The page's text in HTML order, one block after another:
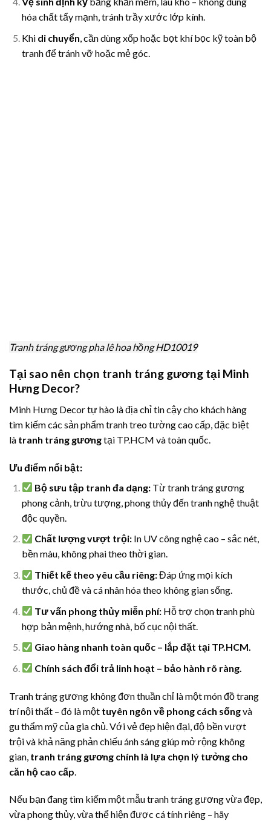
hóa chất tẩy mạnh, tránh trầy xước lớp kính.
Khi di chuyển, cần dùng xốp hoặc bọt khí bọc kỹ toàn bộ
tranh để tránh vỡ hoặc mẻ góc.
Tranh tráng gương pha lê hoa hồng HD10019
Tại sao nên chọn tranh tráng gương tại Minh
Hưng Decor?
Minh Hưng Decor tự hào là địa chỉ tin cậy cho khách hàng
tìm kiếm các sản phẩm tranh treo tường cao cấp, đặc biệt
là tranh tráng gươngtại TP.HCM và toàn quốc.
Ưu điểm nổi bật:
Bộ sưu tập tranh đa dạng: Từ tranh tráng gương
phong cảnh, trừu tượng, phong thủy đến tranh nghệ thuật
độc quyền.
Chất lượng vượt trội: In UV công nghệ cao – sắc nét,
bền màu, không phai theo thời gian.
Thiết kế theo yêu cầu riêng:Đáp ứng mọi kích
thước, chủ đề và cá nhân hóa theo không gian sống.
Tư vấn phong thủy miễn phí: Hỗ trợ chọn tranh phù
hợp bản mệnh, hướng nhà, bố cục nội thất.
Giao hàng nhanh toàn quốc – lắp đặt tại TP.HCM.
Chính sách đổi trả linh hoạt – bảo hành rõ ràng.
Tranh tráng gương không đơn thuần chỉ là một món đồ trang
trí nội thất – đó là một tuyên ngôn về phong cách sốngvà
gu thẩm mỹ của gia chủ. Với vẻ đẹp hiện đại, độ bền vượt
trội và khả năng phản chiếu ánh sáng giúp mở rộng không
gian, tranh tráng gương chính là lựa chọn lý tưởng cho
căn hộ cao cấp
Nếu bạn đang tìm kiếm một mẫu tranh tráng gương vừa đẹp,
vừa phong thủy, vừa thể hiện được cá tính riêng – hãy